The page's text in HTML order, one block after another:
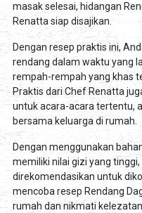
masak selesai, hidangan
Renatta siap disajikan.
Dengan resep praktis ini,
rendang dalam waktu yang
rempah-rempah yang khas
Praktis dari Chef Renatta
untuk acara-acara tertentu,
bersama keluarga di rumah.
Dengan menggunakan
memiliki nilai gizi yang
direkomendasikan untuk
mencoba resep Rendang
rumah dan nikmati